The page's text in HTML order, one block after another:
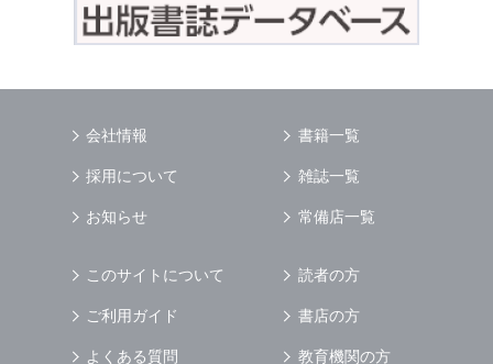
会社情報
採用について
お知らせ
書籍一覧
雑誌一覧
常備店一覧
このサイトについて
ご利用ガイド
よくある質問
読者の方
書店の方
教育機関の方